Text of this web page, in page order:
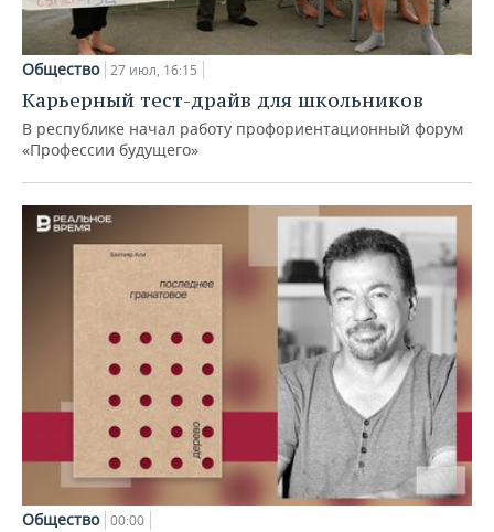
Общество 27 июл, 16:15
Карьерный тест-драйв для школьников
В республике начал работу профориентационный форум
«Профессии будущего»
Общество 00:00